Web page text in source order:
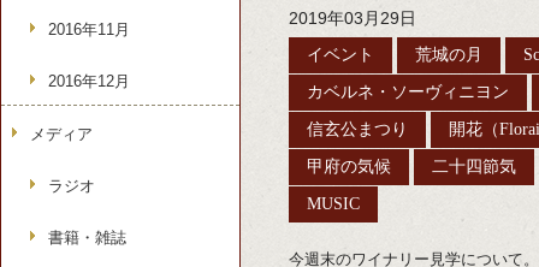
2019年03月29日
イベント 荒城の月
カベルネ・ソーヴィニヨン
信玄公まつり 開花（
甲府の気候 二十四節気
MUSIC
今週末のワイナリー見学について。
2016年11月
2016年12月
メディア
ラジオ
書籍・雑誌